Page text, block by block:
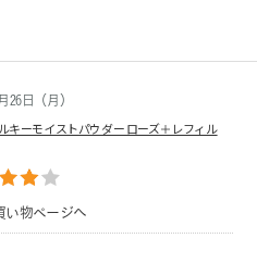
26日（月）
キーモイストパウダー ローズ＋レフィル
い物ページへ